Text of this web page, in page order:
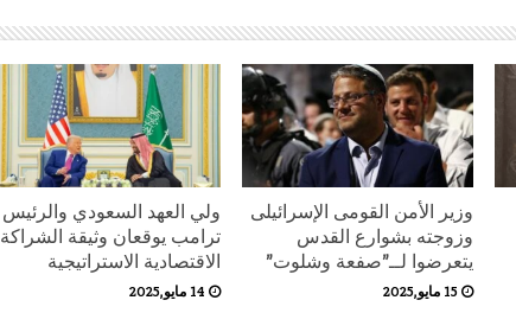
وزير الأمن القومى الإسرائيلى
وزوجته بشوارع القدس
يتعرضوا لــ”صفعة وشلوت”
15 مايو,2025
ولي العهد السعودي والرئيس
ترامب يوقعان وثيقة الشراكة
الاقتصادية الاستراتيجية
14 مايو,2025